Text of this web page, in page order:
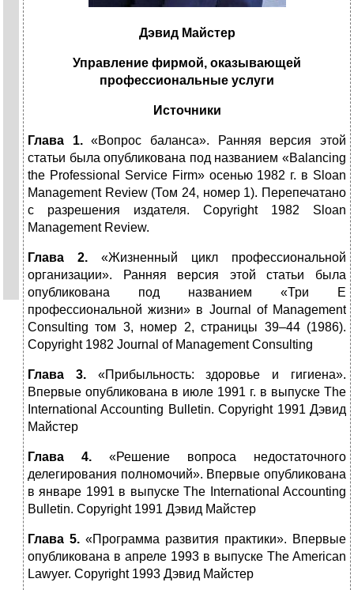
Дэвид Майстер
Управление фирмой, оказывающей
профессиональные услуги
Источники
Глава 1.«Вопрос баланса». Ранняя версия этой
статьи была опубликована под названием «Balancing
the Professional Service Firm» осенью 1982 г. в Sloan
Management Review (Том 24, номер 1). Перепечатано
с разрешения издателя. Copyright 1982 Sloan
Management Review.
Глава 2. «Жизненный цикл профессиональной
организации». Ранняя версия этой статьи была
опубликована под названием «Три Е
профессиональной жизни» в Journal of Management
Consulting том 3, номер 2, страницы 39–44 (1986).
Copyright 1982 Journal of Management Consulting
Глава 3.«Прибыльность: здоровье и гигиена».
Впервые опубликована в июле 1991 г. в выпуске The
International Accounting Bulletin. Copyright 1991 Дэвид
Майстер
Глава 4. «Решение вопроса недостаточного
делегирования полномочий». Впервые опубликована
в январе 1991 в выпуске The International Accounting
Bulletin. Copyright 1991 Дэвид Майстер
Глава 5. «Программа развития практики». Впервые
опубликована в апреле 1993 в выпуске The American
Lawyer. Copyright 1993 Дэвид Майстер